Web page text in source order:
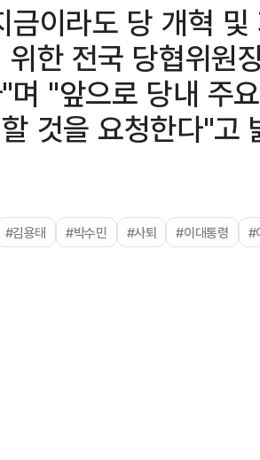
금이라도 당 개혁
한 전국 당협위원
며 "앞으로 당내 주
것을 요청한다"고
#김용태 #박수민 #사퇴 #이대통령 #